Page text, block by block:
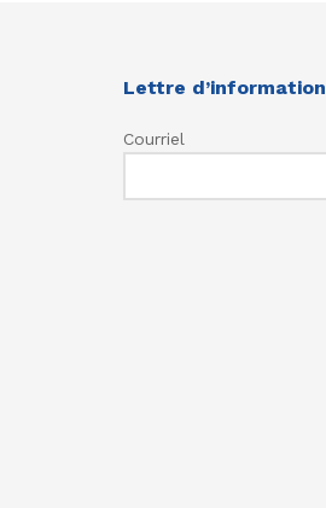
Lettre d’information
Courriel